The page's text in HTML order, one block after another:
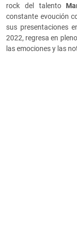
rock del talento
constante evoución
sus presentaciones
2022, regresa en
las emociones y las